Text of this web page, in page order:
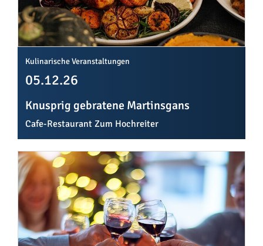
Kulinarische Veranstaltungen
05.12.26
Knusprig gebratene Martinsgans
Cafe-Restaurant Zum Hochreiter